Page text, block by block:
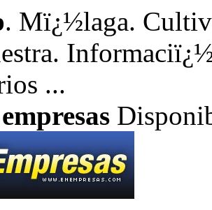
. Mï¿½laga.
...
empresas